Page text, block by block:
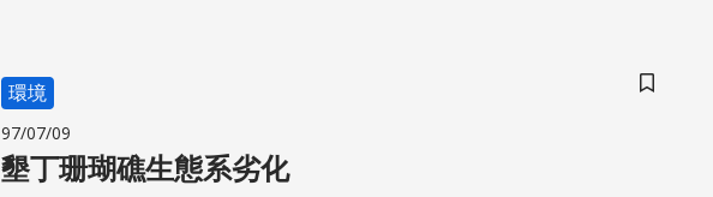
儲存書籤
環境
97/07/09
墾丁珊瑚礁生態系劣化